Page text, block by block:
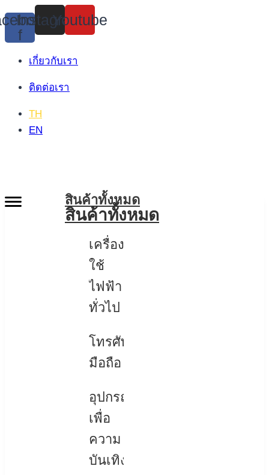
Skip
to
content
f
Instagram
Youtube
เกี่ยวกับเรา
ติดต่อเรา
TH
EN
สินค้าทั้งหมด
สินค้าทั้งหมด
เครื่อง
ใช้
ไฟฟ้า
ทั่วไป
โทรศัพท์
มือถือ
อุปกรณ์
เพื่อ
ความ
บันเทิง